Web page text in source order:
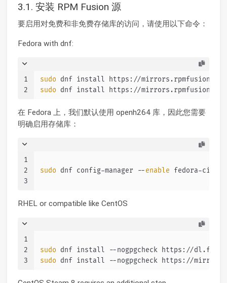
3.1. 安装 RPM Fusion 源
要启用对免费和非免费存储库的访问，请使用以下命令：
Fedora with dnf:
1
2
sudo dnf install https://mirrors.rpmfusion.org/
sudo dnf install https://mirrors.rpmfusion.org/
在 Fedora 上，我们默认使用 openh264 库，因此您需要
明确启用存储库：
1
2
3
sudo dnf config-manager --enable fedora-cisco-
RHEL or compatible like CentOS
1
2
3
sudo dnf install --nogpgcheck https://
sudo dnf install --nogpgcheck https://